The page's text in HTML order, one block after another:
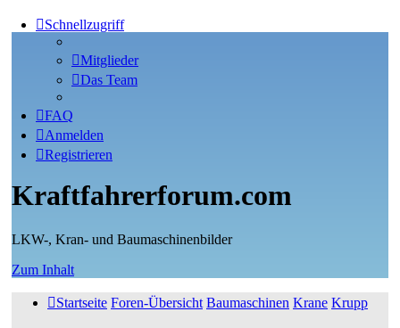
Schnellzugriff
Mitglieder
Das Team
FAQ
Anmelden
Registrieren
Kraftfahrerforum.com
LKW-, Kran- und Baumaschinenbilder
Zum Inhalt
Startseite Foren-Übersicht Baumaschinen Krane Krupp